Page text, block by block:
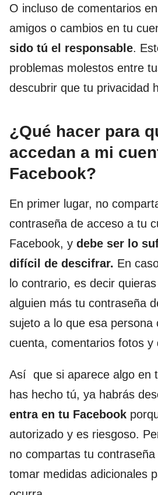
O incluso de comentarios
amigos o cambios en tu
sido tú el responsable.
problemas molestos entre
descubrir que tu privacidad
¿Qué hacer para
accedan a mi
Facebook?
En primer lugar, no
contraseña de acceso a tu
Facebook, y debe ser lo
difícil de descifrar. En
lo contrario, es decir
alguien más tu contraseña
sujeto a lo que esa persona
cuenta, comentarios fotos y
Así que si aparece algo en
has hecho tú, ya habrás
entra en tu Facebook
autorizado y es riesgoso.
no compartas tu
tomar medidas adicionales